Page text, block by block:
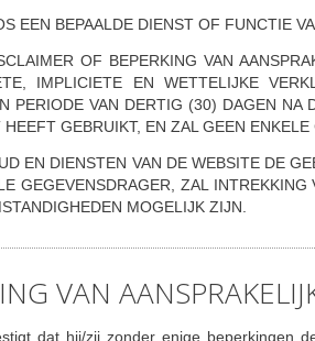
EEN BEPAALDE DIENST OF FUNCTIE
OF BEPERKING VAN
IMPLICIETE EN WETTELIJKE
PERIODE VAN DERTIG (30) DAGEN
GEBRUIKT, EN ZAL GEEN
EN DIENSTEN VAN DE WEBSITE DE
GEGEVENSDRAGER, ZAL
MOGELIJK ZIJN.
VAN
dat hij/zij zonder enige beperkingen